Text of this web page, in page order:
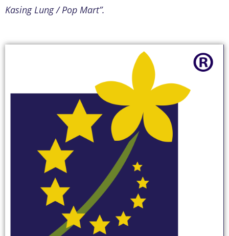
Kasing Lung / Pop Mart”.